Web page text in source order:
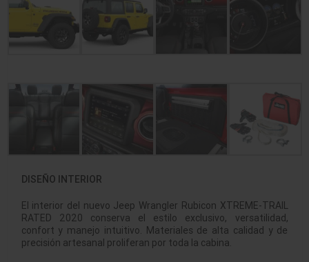
DISEÑO INTERIOR
El interior del nuevo Jeep Wrangler Rubicon XTREME-TRAIL
RATED 2020 conserva el estilo exclusivo, versatilidad,
confort y manejo intuitivo. Materiales de alta calidad y de
precisión artesanal proliferan por toda la cabina.